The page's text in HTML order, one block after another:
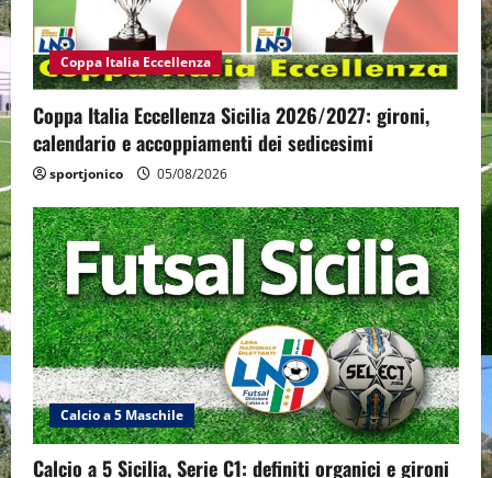
Coppa Italia Eccellenza
Coppa Italia Eccellenza Sicilia 2026/2027: gironi,
calendario e accoppiamenti dei sedicesimi
sportjonico 05/08/2026
Calcio a 5 Maschile
Calcio a 5 Sicilia, Serie C1: definiti organici e gironi